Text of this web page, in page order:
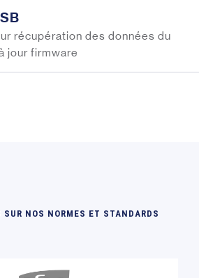
récupération des données du
jour firmware
NOS NORMES ET STANDARDS